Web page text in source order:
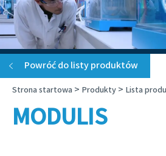
Informacje o firmie
Nasza historia
Wizja i misja
Nasze wartości
Badania i produkcja
AKTUALNOŚCI
Aktualności
Co to jest ciąża urojona?
Choroby psich serc
PRODUKTY
Drób
Bydło
ODPOWIEDZIALNY
Powróć do listy produktów
Strona startowa > Produkty > Lista
MODULIS